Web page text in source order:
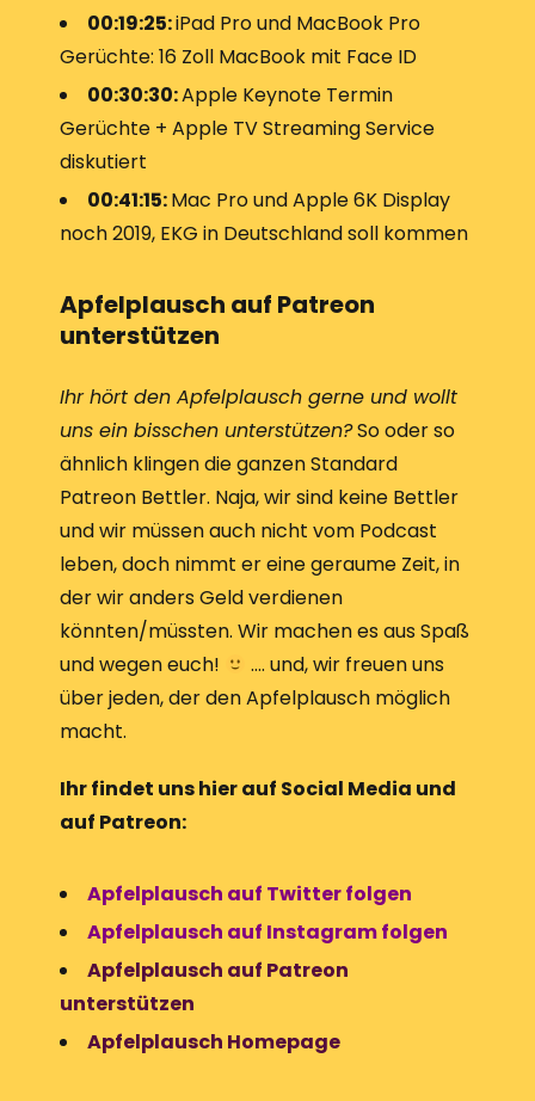
00:19:25:iPad Pro und MacBook Pro
Gerüchte: 16 Zoll MacBook mit Face ID
00:30:30:Apple Keynote Termin
Gerüchte + Apple TV Streaming Service
diskutiert
00:41:15:Mac Pro und Apple 6K Display
noch 2019, EKG in Deutschland soll kommen
Apfelplausch auf Patreon
unterstützen
Ihr hört den Apfelplausch gerne und wollt
uns ein bisschen unterstützen?So oder so
ähnlich klingen die ganzen Standard
Patreon Bettler. Naja, wir sind keine Bettler
und wir müssen auch nicht vom Podcast
leben, doch nimmt er eine geraume Zeit, in
der wir anders Geld verdienen
könnten/müssten. Wir machen es aus Spaß
und wegen euch!
…. und, wir freuen uns
über jeden, der den Apfelplausch möglich
macht.
Ihr findet uns hier auf Social Media und
auf Patreon:
Apfelplausch auf Twitter folgen
Apfelplausch auf Instagram folgen
Apfelplausch auf Patreon
unterstützen
Apfelplausch Homepage